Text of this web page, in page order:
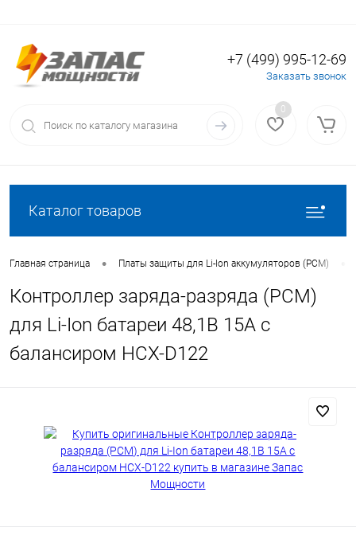
Вход Регистрация
+7 (499) 995-12-69
Заказать звонок
0
Каталог товаров
Главная страница • Платы защиты для Li-Ion аккумуляторов (PCM)
Контроллер заряда-разряда (PCM)
для Li-Ion батареи 48,1В 15A с
балансиром HCX-D122